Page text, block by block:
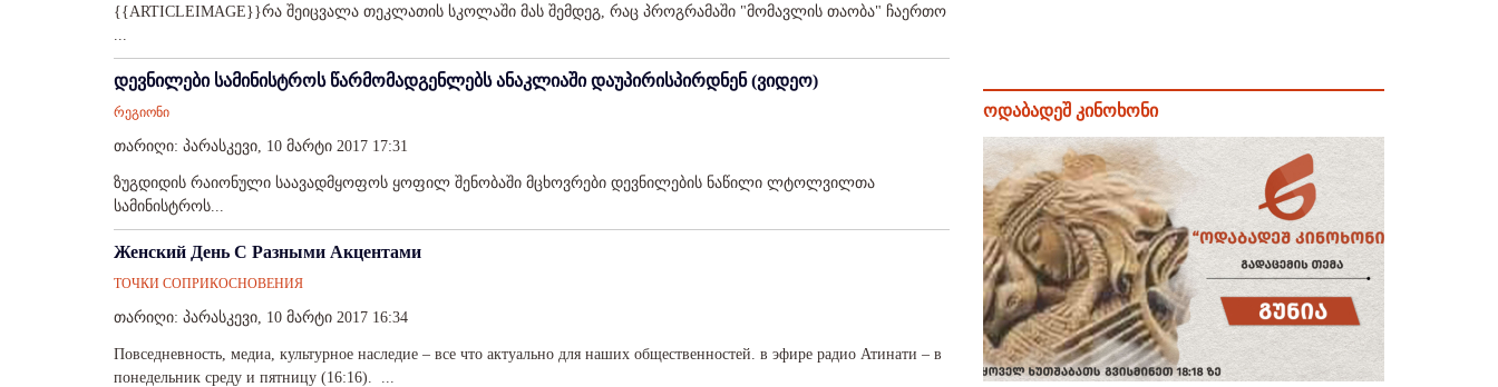
{{ARTICLEIMAGE}}რა შეიცვალა თეკლათის სკოლაში მას შემდეგ, რაც პროგრამაში "მომავლის თაობა" ჩაერთო
...
დევნილები სამინისტროს წარმომადგენლებს ანაკლიაში დაუპირისპირდნენ (ვიდეო)
რეგიონი
თარიღი: პარასკევი, 10 მარტი 2017 17:31
ზუგდიდის რაიონული საავადმყოფოს ყოფილ შენობაში მცხოვრები დევნილების ნაწილი ლტოლვილთა
სამინისტროს...
Женский День С Разными Акцентами
ТОЧКИ СОПРИКОСНОВЕНИЯ
თარიღი: პარასკევი, 10 მარტი 2017 16:34
Повседневность, медиа, культурное наследие – все что актуально для наших общественностей. в эфире радио Атинати – в
понедельник среду и пятницу (16:16). ...
ოდაბადეშ კინოხონი